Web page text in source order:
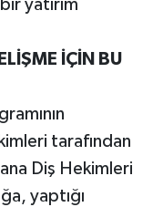
yatırım
İÇİN BU
tarafından
Diş Hekimleri
yaptığı